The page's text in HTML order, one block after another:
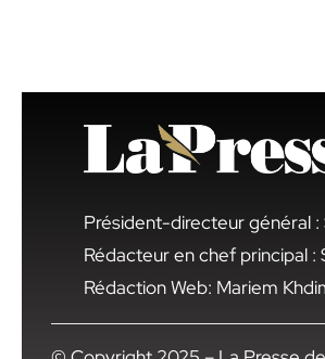
Président-directeur général :
Rédacteur en chef principal :
Rédaction Web: Mariem